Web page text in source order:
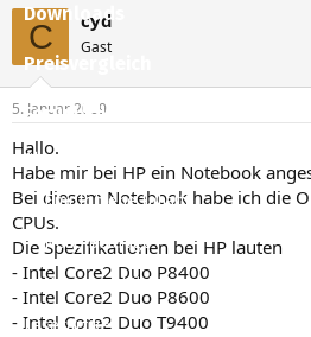
Downloads
Preisvergleich
Forum
Aktuelles
Empfohlene Inhalte
Neue Beiträge
Neueste Aktivitäten
Leserartikel
s
t
e
e
r
s
e
t
m
C cyd
Gast
5. Januar 2009
Hallo.
Habe mir bei HP ein Notebook
Bei diesem Notebook habe ich die
CPUs.
Die Spezifikationen bei HP lauten
- Intel Core2 Duo P8400
- Intel Core2 Duo P8600
- Intel Core2 Duo T9400